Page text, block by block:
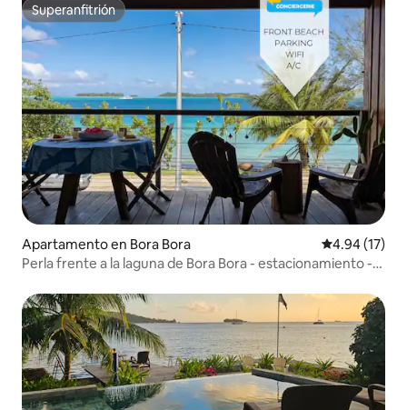
Superanfitrión
Superanfitrión
Apartamento en Bora Bora Calificación
4.94 (17)
Perla frente a la laguna de Bora Bora - estacionamiento -